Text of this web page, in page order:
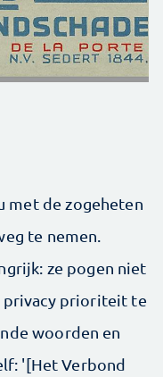
met de zogeheten
te nemen.
ze pogen niet
privacy prioriteit te
woorden en
'[Het Verbond